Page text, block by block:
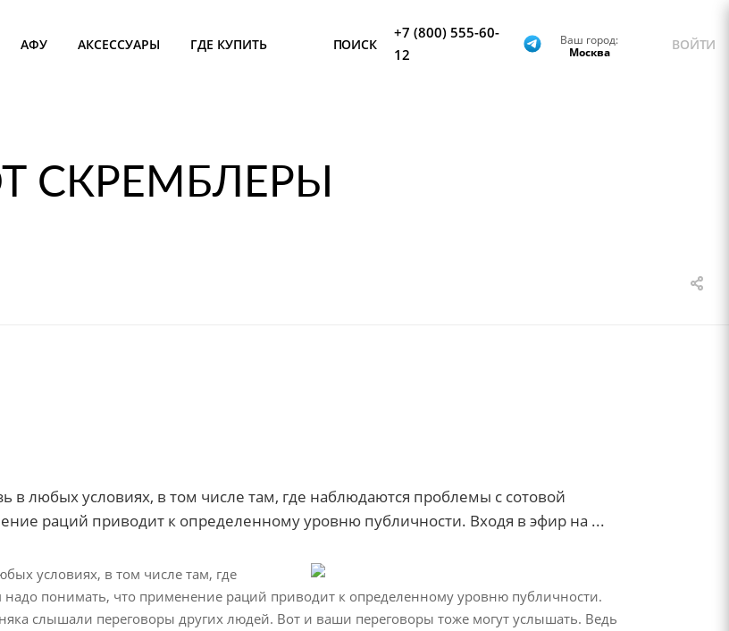
АФУ АКСЕССУАРЫ ГДЕ КУПИТЬ ПОИСК
+7 (800) 555-60-
12
Ваш город:
Москва
ВОЙТИ
СКРЕМБЛЕРЫ
в любых условиях, в том числе там, где наблюдаются проблемы с сотовой
раций приводит к определенному уровню публичности. Входя в эфир на ...
условиях, в том числе там, где
понимать, что применение раций приводит к определенному уровню публичности.
слышали переговоры других людей. Вот и ваши переговоры тоже могут услышать. Ведь